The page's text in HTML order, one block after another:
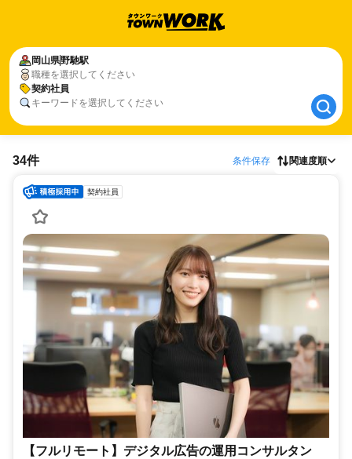
岡山県野馳駅
職種を選択してください
契約社員
キーワードを選択してください
岡山県野馳駅
契約社員
34件 条件保存 関連度順
契約社員
【フルリモート】デジタル広告の運用コンサルタン